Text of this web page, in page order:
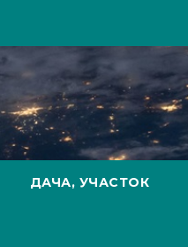
ДАЧА, УЧАСТОК